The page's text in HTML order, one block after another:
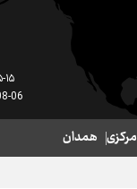
06
مرکزی همدان